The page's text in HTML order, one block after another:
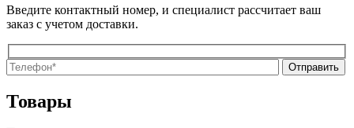
Введите контактный номер, и специалист рассчитает ваш
заказ с учетом доставки.
Товары